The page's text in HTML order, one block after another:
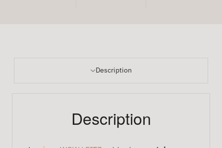
Description
Description